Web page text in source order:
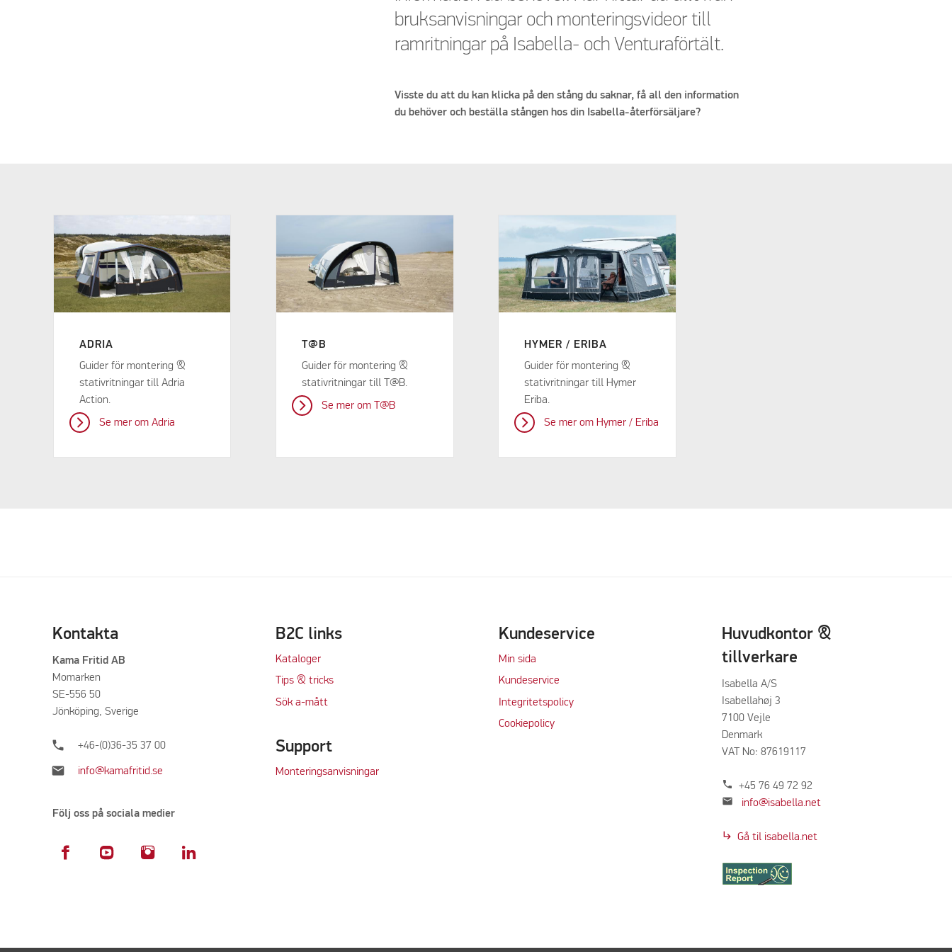
bruksanvisningar och monteringsvideor till
ramritningar på Isabella- och Venturaförtält.
Visste du att du kan klicka på den stång du saknar, få all den information
du behöver och beställa stången hos din Isabella-återförsäljare?
ADRIA
Guider för montering &
stativritningar till Adria
Action.
Se mer om Adria
T@B
Guider för montering &
stativritningar till T@B.
Se mer om T@B
HYMER / ERIBA
Guider för montering &
stativritningar till Hymer
Eriba.
Se mer om Hymer / Eriba
Kontakta
Kama Fritid AB
Momarken
SE-556 50
Jönköping, Sverige
phone +46-(0)36-35 37 00
mail info@kamafritid.se
Följ oss på sociala medier
B2C links
Kataloger
Tips & tricks
Sök a-mått
Support
Monteringsanvisningar
Kundeservice
Min sida
Kundeservice
Integritetspolicy
Cookiepolicy
Huvudkontor &
tillverkare
Isabella A/S
Isabellahøj 3
7100 Vejle
Denmark
VAT No: 87619117
phone +45 76 49 72 92
mail info@isabella.net
subdirectory_arrow_right Gå til isabella.net